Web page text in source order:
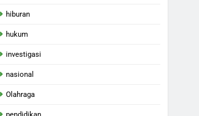
hiburan
hukum
investigasi
nasional
Olahraga